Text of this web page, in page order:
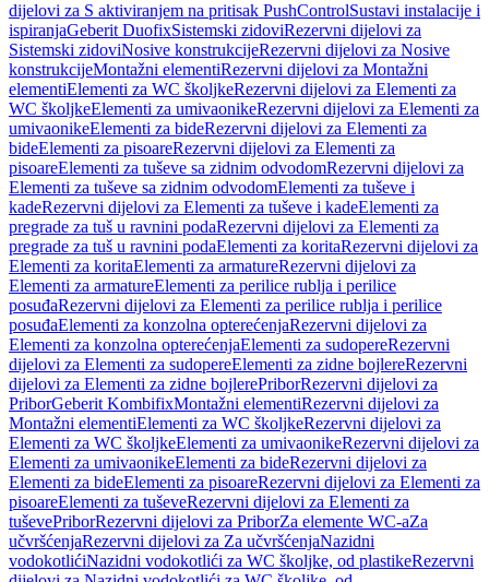
dijelovi za S aktiviranjem na pritisak PushControlSustavi instalacije i
ispiranjaGeberit DuofixSistemski zidoviRezervni dijelovi za
Sistemski zidoviNosive konstrukcijeRezervni dijelovi za Nosive
konstrukcijeMontažni elementiRezervni dijelovi za Montažni
elementiElementi za WC školjkeRezervni dijelovi za Elementi za
WC školjkeElementi za umivaonikeRezervni dijelovi za Elementi za
umivaonikeElementi za bideRezervni dijelovi za Elementi za
bideElementi za pisoareRezervni dijelovi za Elementi za
pisoareElementi za tuševe sa zidnim odvodomRezervni dijelovi za
Elementi za tuševe sa zidnim odvodomElementi za tuševe i
kadeRezervni dijelovi za Elementi za tuševe i kadeElementi za
pregrade za tuš u ravnini podaRezervni dijelovi za Elementi za
pregrade za tuš u ravnini podaElementi za koritaRezervni dijelovi za
Elementi za koritaElementi za armatureRezervni dijelovi za
Elementi za armatureElementi za perilice rublja i perilice
posuđaRezervni dijelovi za Elementi za perilice rublja i perilice
posuđaElementi za konzolna opterećenjaRezervni dijelovi za
Elementi za konzolna opterećenjaElementi za sudopereRezervni
dijelovi za Elementi za sudopereElementi za zidne bojlereRezervni
dijelovi za Elementi za zidne bojlerePriborRezervni dijelovi za
PriborGeberit KombifixMontažni elementiRezervni dijelovi za
Montažni elementiElementi za WC školjkeRezervni dijelovi za
Elementi za WC školjkeElementi za umivaonikeRezervni dijelovi za
Elementi za umivaonikeElementi za bideRezervni dijelovi za
Elementi za bideElementi za pisoareRezervni dijelovi za Elementi za
pisoareElementi za tuševeRezervni dijelovi za Elementi za
tuševePriborRezervni dijelovi za PriborZa elemente WC-aZa
učvršćenjaRezervni dijelovi za Za učvršćenjaNazidni
vodokotlićiNazidni vodokotlići za WC školjke, od plastikeRezervni